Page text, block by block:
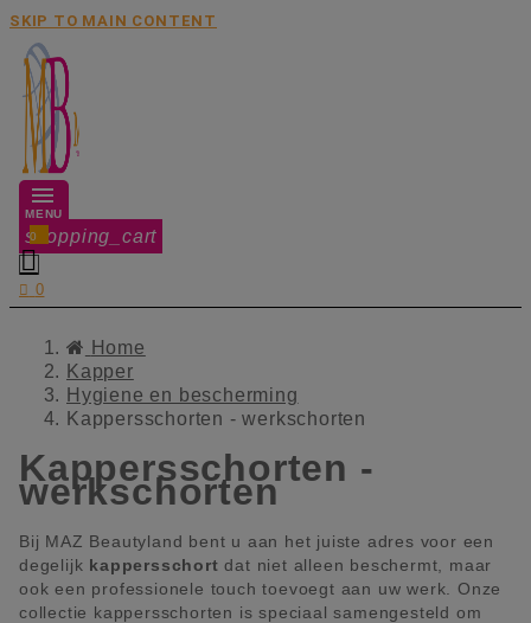
SKIP TO MAIN CONTENT
MENU
shopping_cart
0

 0
Home
Kapper
Hygiene en bescherming
Kappersschorten - werkschorten
Kappersschorten -
werkschorten
Bij MAZ Beautyland bent u aan het juiste adres voor een
degelijk kappersschort dat niet alleen beschermt, maar
ook een professionele touch toevoegt aan uw werk. Onze
collectie kappersschorten is speciaal samengesteld om